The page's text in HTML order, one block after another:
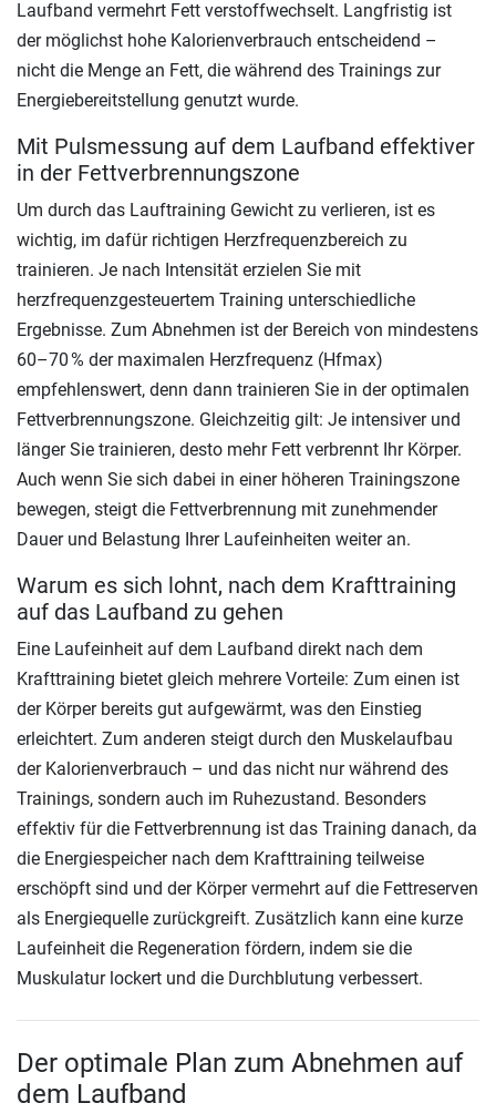
Laufband vermehrt Fett verstoffwechselt. Langfristig ist
der möglichst hohe Kalorienverbrauch entscheidend –
nicht die Menge an Fett, die während des Trainings zur
Energiebereitstellung genutzt wurde.
Mit Pulsmessung auf dem Laufband effektiver
in der Fettverbrennungszone
Um durch das Lauftraining Gewicht zu verlieren, ist es
wichtig, im dafür richtigen Herzfrequenzbereich zu
trainieren. Je nach Intensität erzielen Sie mit
herzfrequenzgesteuertem Training unterschiedliche
Ergebnisse. Zum Abnehmen ist der Bereich von mindestens
60–70 % der maximalen Herzfrequenz (Hfmax)
empfehlenswert, denn dann trainieren Sie in der optimalen
Fettverbrennungszone. Gleichzeitig gilt: Je intensiver und
länger Sie trainieren, desto mehr Fett verbrennt Ihr Körper.
Auch wenn Sie sich dabei in einer höheren Trainingszone
bewegen, steigt die Fettverbrennung mit zunehmender
Dauer und Belastung Ihrer Laufeinheiten weiter an.
Warum es sich lohnt, nach dem Krafttraining
auf das Laufband zu gehen
Eine Laufeinheit auf dem Laufband direkt nach dem
Krafttraining bietet gleich mehrere Vorteile: Zum einen ist
der Körper bereits gut aufgewärmt, was den Einstieg
erleichtert. Zum anderen steigt durch den Muskelaufbau
der Kalorienverbrauch – und das nicht nur während des
Trainings, sondern auch im Ruhezustand. Besonders
effektiv für die Fettverbrennung ist das Training danach, da
die Energiespeicher nach dem Krafttraining teilweise
erschöpft sind und der Körper vermehrt auf die Fettreserven
als Energiequelle zurückgreift. Zusätzlich kann eine kurze
Laufeinheit die Regeneration fördern, indem sie die
Muskulatur lockert und die Durchblutung verbessert.
Der optimale Plan zum Abnehmen auf
dem Laufband